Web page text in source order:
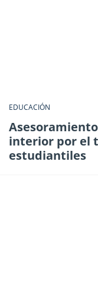
EDUCACIÓN
interior por el
estudiantiles